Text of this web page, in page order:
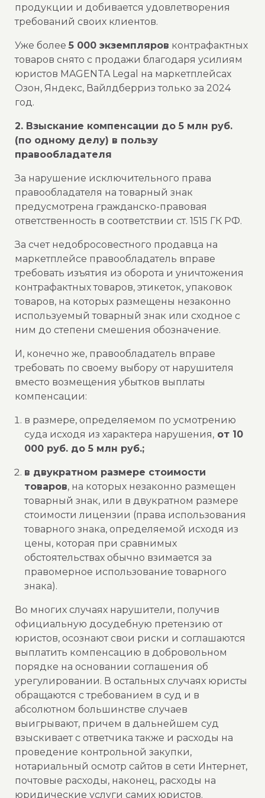
продукции и добивается удовлетворения
требований своих клиентов.
Уже более 5 000 экземпляров контрафактных
товаров снято с продажи благодаря усилиям
юристов MAGENTA Legal на маркетплейсах
Озон, Яндекс, Вайлдберриз только за 2024
год.
2. Взыскание компенсации до 5 млн руб.
(по одному делу) в пользу
правообладателя
За нарушение исключительного права
правообладателя на товарный знак
предусмотрена гражданско-правовая
ответственность в соответствии ст. 1515 ГК РФ.
За счет недобросовестного продавца на
маркетплейсе правообладатель вправе
требовать изъятия из оборота и уничтожения
контрафактных товаров, этикеток, упаковок
товаров, на которых размещены незаконно
используемый товарный знак или сходное с
ним до степени смешения обозначение.
И, конечно же, правообладатель вправе
требовать по своему выбору от нарушителя
вместо возмещения убытков выплаты
компенсации:
в размере, определяемом по усмотрению
суда исходя из характера нарушения, от 10
000 руб. до 5 млн руб.;
в двукратном размере стоимости
товаров, на которых незаконно размещен
товарный знак, или в двукратном размере
стоимости лицензии (права использования
товарного знака, определяемой исходя из
цены, которая при сравнимых
обстоятельствах обычно взимается за
правомерное использование товарного
знака).
Во многих случаях нарушители, получив
официальную досудебную претензию от
юристов, осознают свои риски и соглашаются
выплатить компенсацию в добровольном
порядке на основании соглашения об
урегулировании. В остальных случаях юристы
обращаются с требованием в суд и в
абсолютном большинстве случаев
выигрывают, причем в дальнейшем суд
взыскивает с ответчика также и расходы на
проведение контрольной закупки,
нотариальный осмотр сайтов в сети Интернет,
почтовые расходы, наконец, расходы на
юридические услуги самих юристов.